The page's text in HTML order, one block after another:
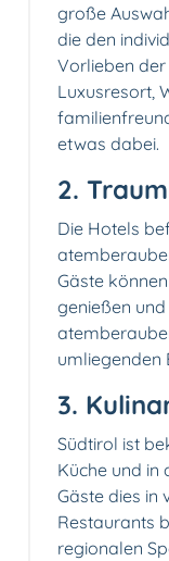
große
die den
Vorlieben
Luxusresort,
etwas dabei.
2.
Die Hotels
Gäste
genießen
umliegenden
3.
Südtirol ist
Küche und in
Gäste dies in
Restaurants
regionalen